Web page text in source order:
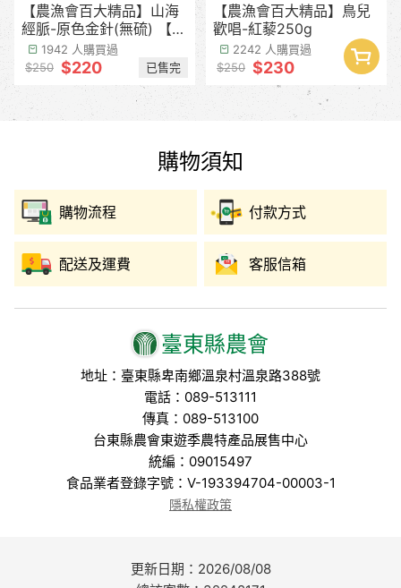
【農漁會百大精品】山海
經脈-原色金針(無硫) 【產
季預計8月中下旬】
1942 人購買過
$250 $220 已售完
【農漁會百大精品】鳥兒
歡唱-紅藜250g
2242 人購買過
$250 $230
臺東縣農會
地址：臺東縣卑南鄉溫泉村溫泉路388號
電話：089-513111
傳真：089-513100
台東縣農會東遊季農特產品展售中心
統編：09015497
食品業者登錄字號：V-193394704-00003-1
隱私權政策
購物須知
購物流程 付款方式
配送及運費 客服信箱
更新日期：2026/08/08